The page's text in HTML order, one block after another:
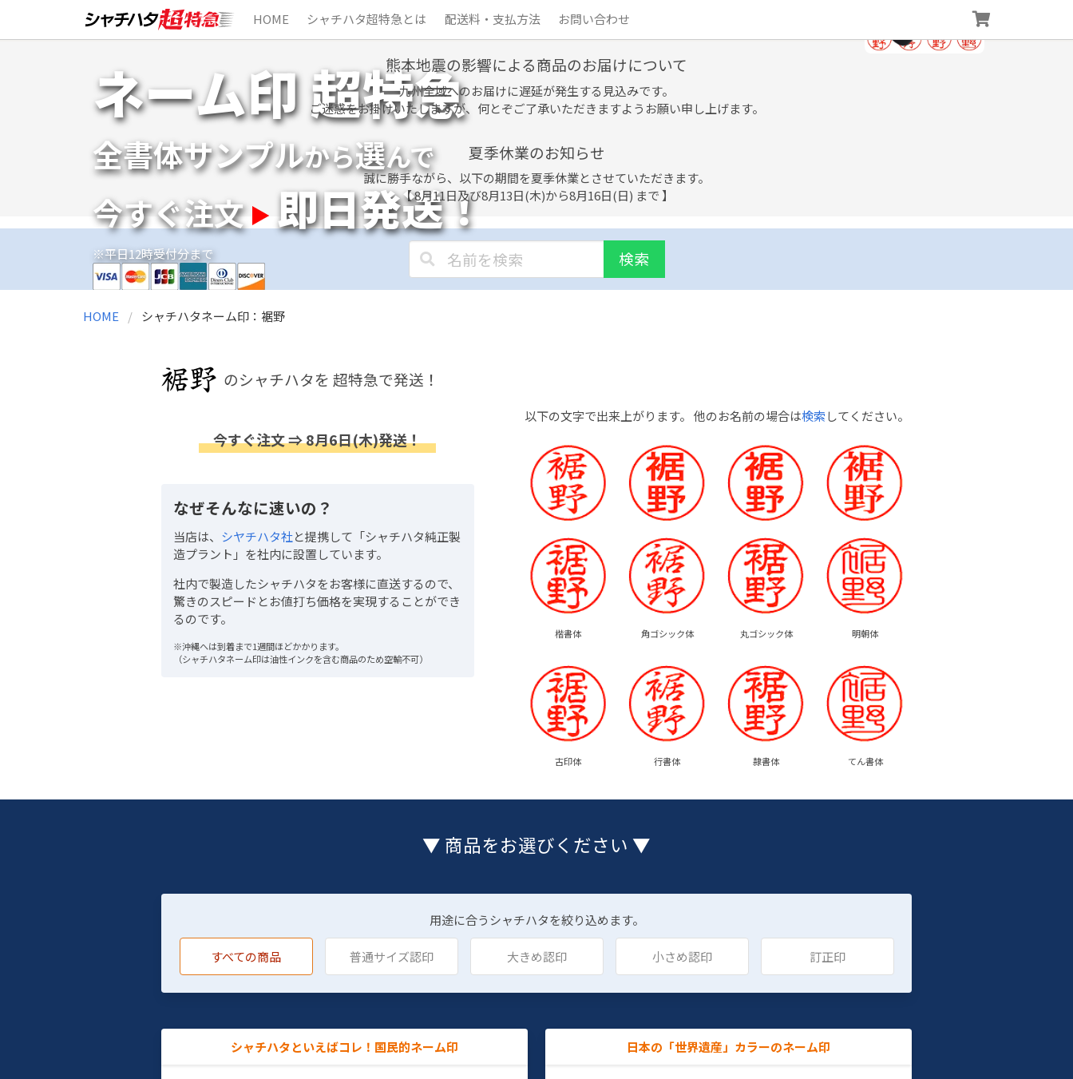
HOME シャチハタ超特急とは 配送料・支払方法 お問い合わせ
ネーム印 超特急
全書体サンプルから選んで
今すぐ注文 即日発送！
※平日12時受付分まで
熊本地震の影響による商品のお届けについて
九州全域へのお届けに遅延が発生する見込みです。
ご迷惑をお掛けいたしますが、何とぞご了承いただきますようお願い申し上げます。
夏季休業のお知らせ
誠に勝手ながら、以下の期間を夏季休業とさせていただきます。
【 8月11日及び8月13日(木)から8月16日(日) まで 】
検索
HOME シャチハタネーム印：裾野
のシャチハタを 超特急で発送！
以下の文字で出来上がります。 他のお名前の場合は検索してください。
楷書体 角ゴシック体 丸ゴシック体 明朝体
古印体 行書体 隷書体 てん書体
今すぐ注文 ⇒ 8月6日(木)発送！
なぜそんなに速いの？
当店は、 シヤチハタ社と提携して「シャチハタ純正製
造プラント」を社内に設置しています。
社内で製造したシャチハタをお客様に直送するので、
驚きのスピードとお値打ち価格を実現することができ
るのです。
※沖縄へは到着まで1週間ほどかかります。
（シャチハタネーム印は油性インクを含む商品のため空輸不可）
▼ 商品をお選びください ▼
用途に合うシャチハタを絞り込めます。
すべての商品 普通サイズ認印 大きめ認印 小さめ認印 訂正印
シャチハタといえばコレ！国民的ネーム印 日本の「世界遺産」カラーのネーム印